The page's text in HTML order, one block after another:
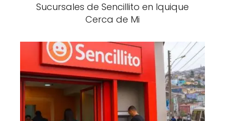
Sucursales de Sencillito en Iquique
Cerca de Mi